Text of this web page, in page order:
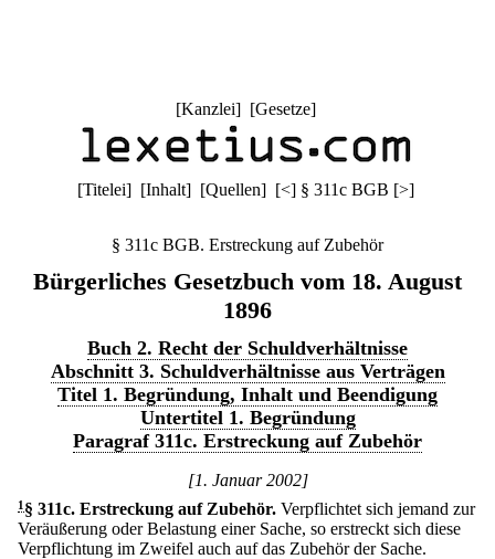
[Kanzlei] [Gesetze]
[Titelei] [Inhalt] [Quellen] [<] § 311c BGB [>]
§ 311c BGB. Erstreckung auf Zubehör
Bürgerliches Gesetzbuch vom 18. August
1896
Buch 2. Recht der Schuldverhältnisse
Abschnitt 3. Schuldverhältnisse aus Verträgen
Titel 1. Begründung, Inhalt und Beendigung
Untertitel 1. Begründung
Paragraf 311c. Erstreckung auf Zubehör
[1. Januar 2002]
1 § 311c. Erstreckung auf Zubehör. Verpflichtet sich jemand zur
Veräußerung oder Belastung einer Sache, so erstreckt sich diese
Verpflichtung im Zweifel auch auf das Zubehör der Sache.